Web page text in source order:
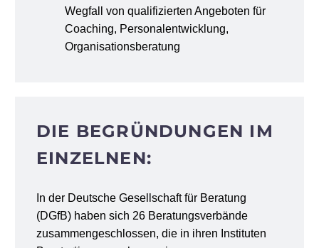
Wegfall von qualifizierten Angeboten für
Coaching, Personalentwicklung,
Organisationsberatung
DIE BEGRÜNDUNGEN IM
EINZELNEN:
In der Deutsche Gesellschaft für Beratung
(DGfB) haben sich 26 Beratungsverbände
zusammengeschlossen, die in ihren Instituten